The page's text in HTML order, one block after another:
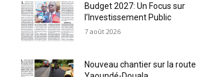
Budget 2027: Un Focus sur
l’Investissement Public
7 août 2026
Nouveau chantier sur la route